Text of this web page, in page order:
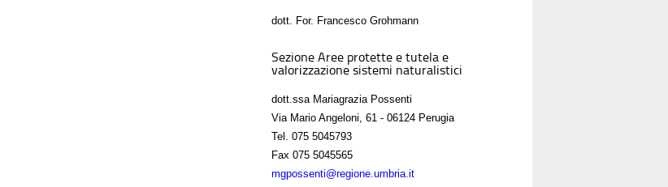
dott. For. Francesco Grohmann
Sezione Aree protette e tutela e
valorizzazione sistemi naturalistici
dott.ssa Mariagrazia Possenti
Via Mario Angeloni, 61 - 06124 Perugia
Tel.
075 5045793
Fax 075 5045565
mgpossenti@regione.umbria.it